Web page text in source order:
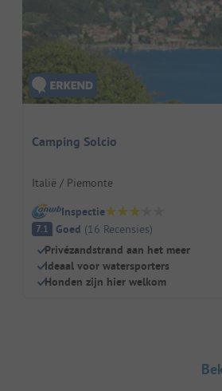
Camping Solcio
Italië / Piemonte
Inspectie
7.1 Goed (16 Recensies)
Privézandstrand aan het meer
Ideaal voor watersporters
Honden zijn hier welkom